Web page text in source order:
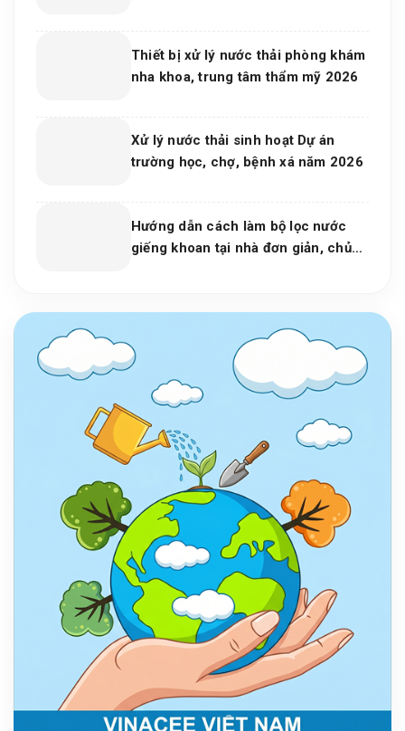
Thiết bị xử lý nước thải phòng khám
nha khoa, trung tâm thẩm mỹ 2026
Xử lý nước thải sinh hoạt Dự án
trường học, chợ, bệnh xá năm 2026
Hướng dẫn cách làm bộ lọc nước
giếng khoan tại nhà đơn giản, chủ